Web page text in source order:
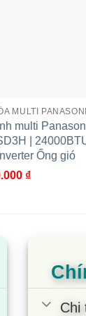
mà không
có diện tích
MULTI
multi
|
Ống gió
₫
Chi